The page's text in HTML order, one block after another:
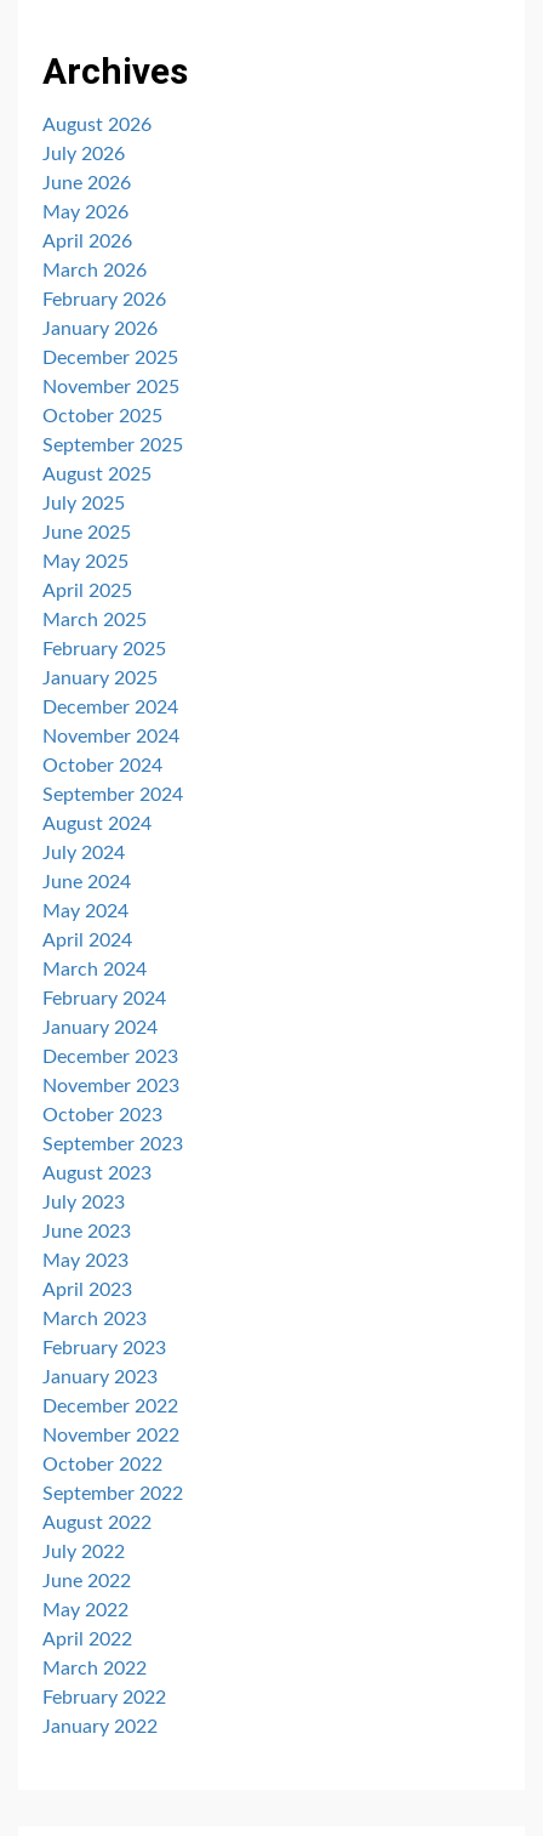
Archives
August 2026
July 2026
June 2026
May 2026
April 2026
March 2026
February 2026
January 2026
December 2025
November 2025
October 2025
September 2025
August 2025
July 2025
June 2025
May 2025
April 2025
March 2025
February 2025
January 2025
December 2024
November 2024
October 2024
September 2024
August 2024
July 2024
June 2024
May 2024
April 2024
March 2024
February 2024
January 2024
December 2023
November 2023
October 2023
September 2023
August 2023
July 2023
June 2023
May 2023
April 2023
March 2023
February 2023
January 2023
December 2022
November 2022
October 2022
September 2022
August 2022
July 2022
June 2022
May 2022
April 2022
March 2022
February 2022
January 2022